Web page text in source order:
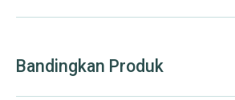
Bandingkan Produk